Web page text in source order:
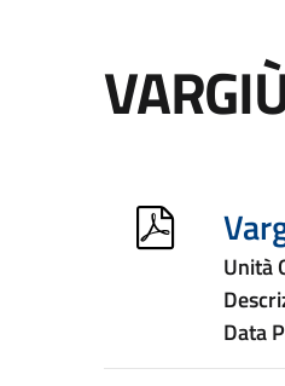
Unità
Data